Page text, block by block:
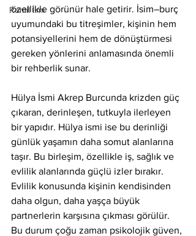
Remil İlmi
özellikle görünür hale getirir. İsim–burç
uyumundaki bu titreşimler, kişinin hem
potansiyellerini hem de dönüştürmesi
gereken yönlerini anlamasında önemli
bir rehberlik sunar.
Hülya İsmi Akrep Burcunda krizden güç
çıkaran, derinleşen, tutkuyla ilerleyen
bir yapıdır. Hülya ismi ise bu derinliği
günlük yaşamın daha somut alanlarına
taşır. Bu birleşim, özellikle iş, sağlık ve
evlilik alanlarında güçlü izler bırakır.
Evlilik konusunda kişinin kendisinden
daha olgun, daha yaşça büyük
partnerlerin karşısına çıkması görülür.
Bu durum çoğu zaman psikolojik güven,